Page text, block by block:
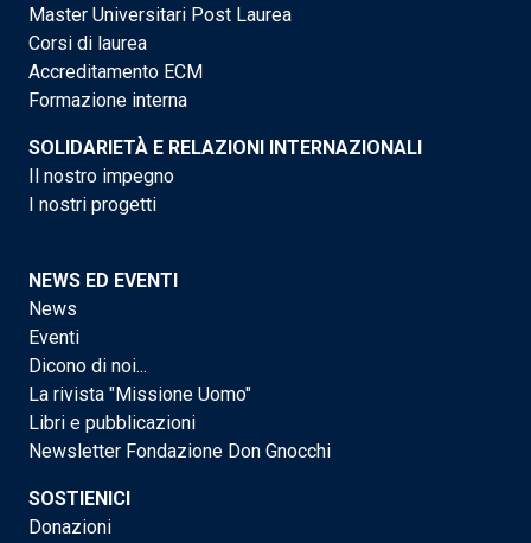
Master Universitari Post Laurea
Corsi di laurea
Accreditamento ECM
Formazione interna
SOLIDARIETÀ E RELAZIONI INTERNAZIONALI
Il nostro impegno
I nostri progetti
NEWS ED EVENTI
News
Eventi
Dicono di noi...
La rivista "Missione Uomo"
Libri e pubblicazioni
Newsletter Fondazione Don Gnocchi
SOSTIENICI
Donazioni